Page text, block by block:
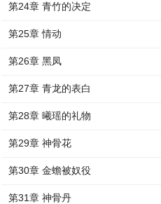
第24章 青竹的决定
第25章 情动
第26章 黑凤
第27章 青龙的表白
第28章 曦瑶的礼物
第29章 神骨花
第30章 金蟾被奴役
第31章 神骨丹